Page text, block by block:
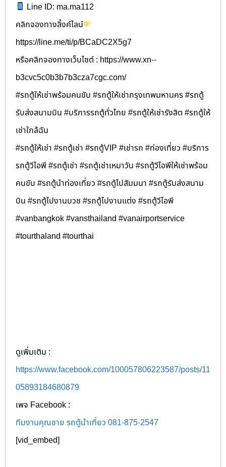
Line ID: ma.ma112
คลิกจองทางลิ้งค์ไลน์
https://line.me/ti/p/BCaDC2X5g7
หรือคลิกจองทางเว็บไซต์ : https://www.xn--
b3cvc5c0b3b7b3cza7cgc.com/
#รถตู้ให้เช่าพร้อมคนขับ #รถตู้ให้เช่ากรุงเทพมหานคร #รถตู้
รับส่งสนามบิน #บริการรถตู้ทั่วไทย #รถตู้ให้เช่ารังสิต #รถตู้ให้
เช่าใกล้ฉัน
#รถตู้ให้เช่า #รถตู้เช่า #รถตู้VIP #เช่ารถ #ท่องเที่ยว #บริการ
รถตู้วีไอพี #รถตู้เช่า #รถตู้เช่าเหมาวัน #รถตู้วีไอพีให้เช่าพร้อม
คนขับ #รถตู้นำท่องเที่ยว #รถตู้ไปสัมมนา #รถตู้รับส่งสนาม
บิน #รถตู้ไปงานบวช #รถตู้ไปงานแต่ง #รถตู้วีไอพี
#vanbangkok #vansthailand #vanairportservice
#tourthaland #tourthai
ดูเพิ่มเติม :
https://www.facebook.com/100057806223587/posts/11
05893184680879
เพจ Facebook :
ทีมงานคุณชาย รถตู้นำเที่ยว 081-875-2547
[vid_embed]